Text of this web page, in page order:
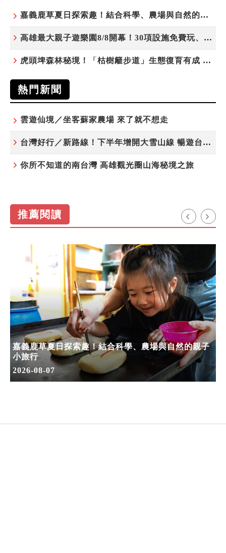
嘉義鹿草夏日探索趣！結合科學、農場與自然的親子小旅行
高雄最大親子遊樂園8/8開幕！30項設施免費玩、YOYO家族嗨翻暑假
虎頭埤森林秘境！「枯樹籬步道」生態復育有成 走進大自然生命教室
熱門新聞
雲遊仙境／坐客蘇家農場 來了就不想走
台灣好行／新路線！下半年增開大雪山線 暢遊台中更便利
你所不知道的南台灣 高雄觀光圈山海秘境之旅
推薦閱讀
嘉義鹿草夏日探索趣！結合科學、農場與自然的親子
小旅行
2026-08-07